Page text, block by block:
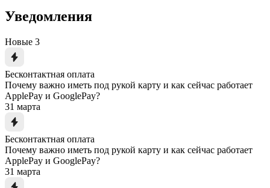
Уведомления
Новые 3
Бесконтактная оплата
Почему важно иметь под рукой карту и как сейчас работает
ApplePay и GooglePay?
31 марта
Бесконтактная оплата
Почему важно иметь под рукой карту и как сейчас работает
ApplePay и GooglePay?
31 марта